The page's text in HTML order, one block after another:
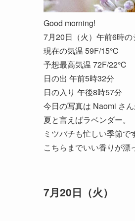
Good morning!
7月20日（火）午前6時の
現在の気温 59F/15℃
予想最高気温 72F/22℃
日の出 午前5時32分
日の入り 午後8時57分
今日の写真は Naomi さ
夏と言えばラベンダー。
ミツバチも忙しい季節で
こちらまでいい香りが漂
7月20日（火）